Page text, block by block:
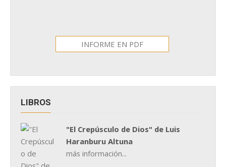
INFORME EN PDF
LIBROS
"El Crepúsculo de Dios" de Luis
Haranburu Altuna
más información...